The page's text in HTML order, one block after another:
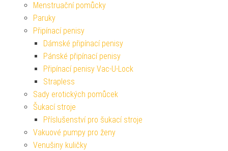
Menstruační pomůcky
Paruky
Připínací penisy
Dámské připínací penisy
Pánské připínací penisy
Připínací penisy Vac-U-Lock
Strapless
Sady erotických pomůcek
Šukací stroje
Příslušenství pro šukací stroje
Vakuové pumpy pro ženy
Venušiny kuličky